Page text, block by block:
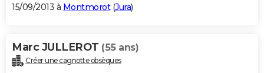
15/09/2013 à Montmorot(Jura)
Marc JULLEROT (55 ans)
Créer une cagnotte obsèques